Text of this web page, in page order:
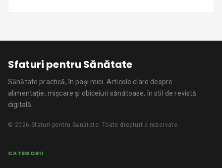
Sfaturi pentru Sănătate
Sănătate practică, în pași mici. Articole clare despre
alimentație, mișcare și obiceiuri sănătoase, în stil de revistă
digitală.
© 2026 Sfaturi pentru Sănătate. Toate drepturile rezervate.
CATEGORII